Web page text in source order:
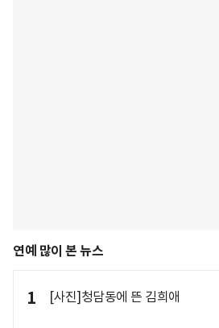
연예 많이 본 뉴스
1 [사진]청담동에 뜬 김희애